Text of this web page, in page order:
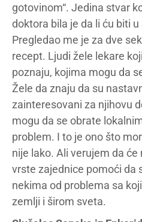
gotovinom“. Jedina stvar
doktora bila je da li ću biti
Pregledao me je za dve
recept. Ljudi žele lekare
poznaju, kojima mogu da
Žele da znaju da su
zainteresovani za njihovu
mogu da se obrate
problem. I to je ono što
nije lako. Ali verujem da
vrste zajednice pomoći da
nekima od problema sa
zemlji i širom sveta.